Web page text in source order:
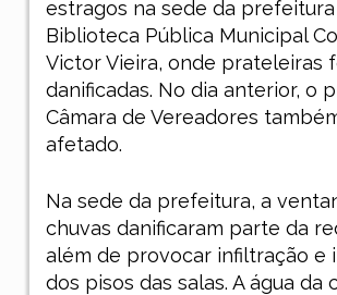
estragos na sede da
Biblioteca Pública Municipal
Victor Vieira, onde prateleiras
danificadas. No dia anterior, o
Câmara de Vereadores
afetado.
Na sede da prefeitura, a
chuvas danificaram parte da
além de provocar infiltração e
dos pisos das salas. A água da